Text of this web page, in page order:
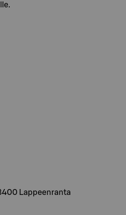
Lappeenranta